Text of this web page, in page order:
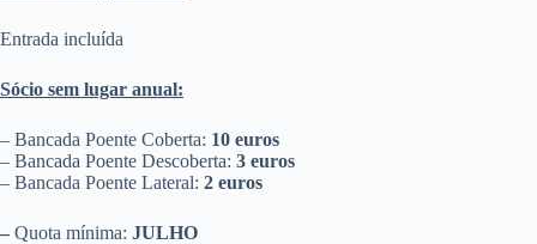
Entrada incluída
Sócio sem lugar anual:
– Bancada Poente Coberta: 10 euros
– Bancada Poente Descoberta: 3 euros
– Bancada Poente Lateral: 2 euros
– Quota mínima: JULHO